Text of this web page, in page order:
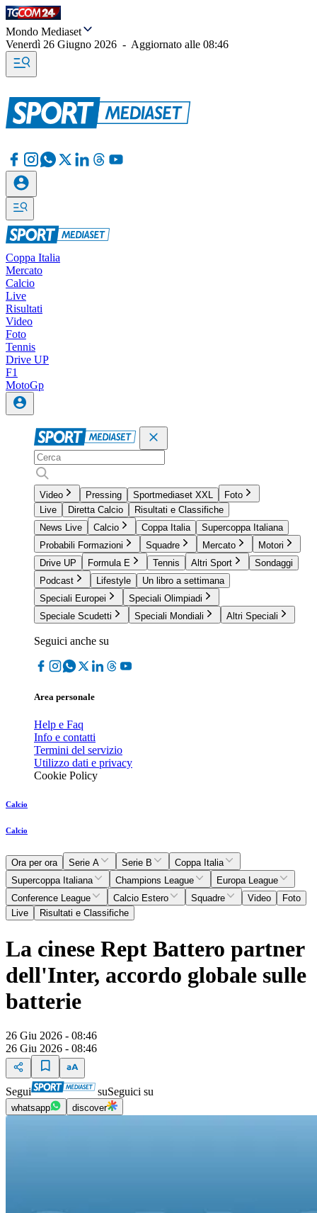
Mondo Mediaset
Venerdì 26 Giugno 2026 - Aggiornato alle 08:46
Coppa Italia
Mercato
Calcio
Live
Risultati
Video
Foto
Tennis
Drive UP
F1
MotoGp
Video Pressing Sportmediaset XXL
Foto
Live
Diretta Calcio
Risultati e Classifiche
News Live
Calcio Coppa Italia
Supercoppa Italiana
Probabili Formazioni
Squadre Mercato
Motori
Drive UP
Formula E Tennis Altri Sport
Sondaggi
Podcast
Lifestyle
Un libro a settimana
Speciali Europei
Speciali Olimpiadi
Speciale Scudetti
Speciali Mondiali Altri Speciali
Seguici anche su
Area personale
Help e Faq
Info e contatti
Termini del servizio
Utilizzo dati e privacy
Cookie Policy
Calcio
Calcio
Ora per ora Serie A Serie B
Coppa Italia
Supercoppa Italiana
Champions League
Europa League
Conference League
Calcio Estero Squadre Video
Foto
Live
Risultati e Classifiche
La cinese Rept Battero partner
dell'Inter, accordo globale sulle
batterie
26 Giu 2026 - 08:46
26 Giu 2026 - 08:46
Segui suSeguici su
whatsapp discover